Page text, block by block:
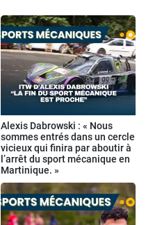
Alexis Dabrowski : « Nous
sommes entrés dans un cercle
vicieux qui finira par aboutir à
l’arrêt du sport mécanique en
Martinique. »